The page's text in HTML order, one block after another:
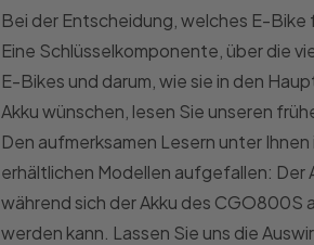
Bei der Entscheidung, welches E-
Eine Schlüsselkomponente, über die
E-Bikes und darum, wie sie in den
Akku wünschen, lesen Sie unseren
Den aufmerksamen Lesern unter
erhältlichen Modellen aufgefallen: Der
während sich der Akku des CGO800S
werden kann. Lassen Sie uns die